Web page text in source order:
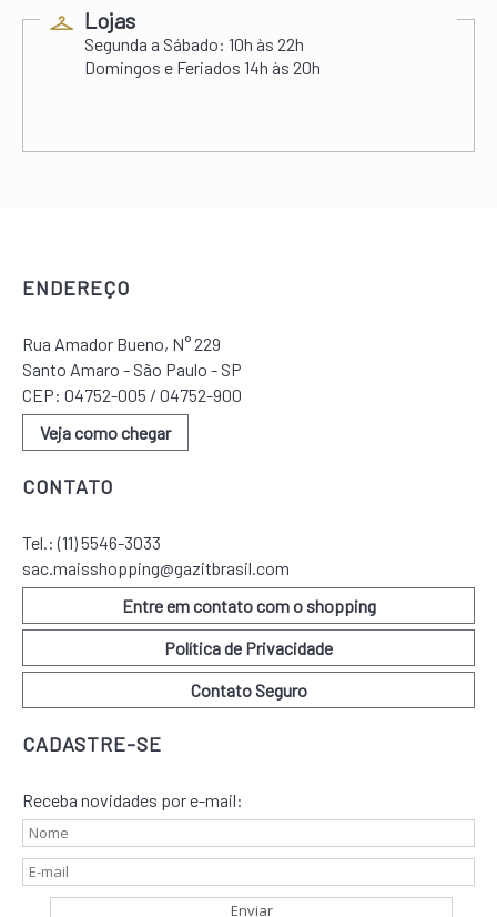
Lojas
Segunda a Sábado: 10h às 22h
Domingos e Feriados 14h às 20h
ENDEREÇO
Rua Amador Bueno, N° 229
Santo Amaro - São Paulo - SP
CEP: 04752-005 / 04752-900
Veja como chegar
CONTATO
Tel.:(11) 5546-3033
sac.maisshopping@gazitbrasil.com
Entre em contato com o shopping
Política de Privacidade
Contato Seguro
CADASTRE-SE
Receba novidades por e-mail: